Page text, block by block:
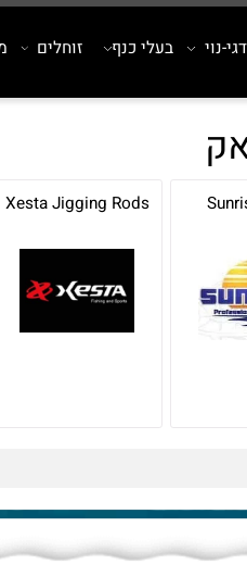
בעלי כנף זוחלים
Xesta Jigging Rods